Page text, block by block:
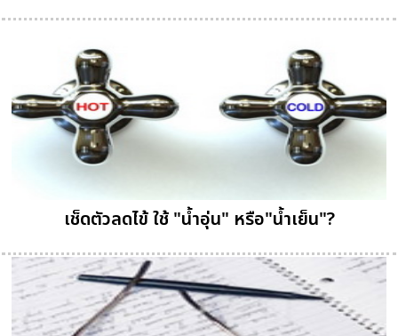
เช็ดตัวลดไข้ ใช้ "น้ำอุ่น" หรือ"น้ำเย็น"?